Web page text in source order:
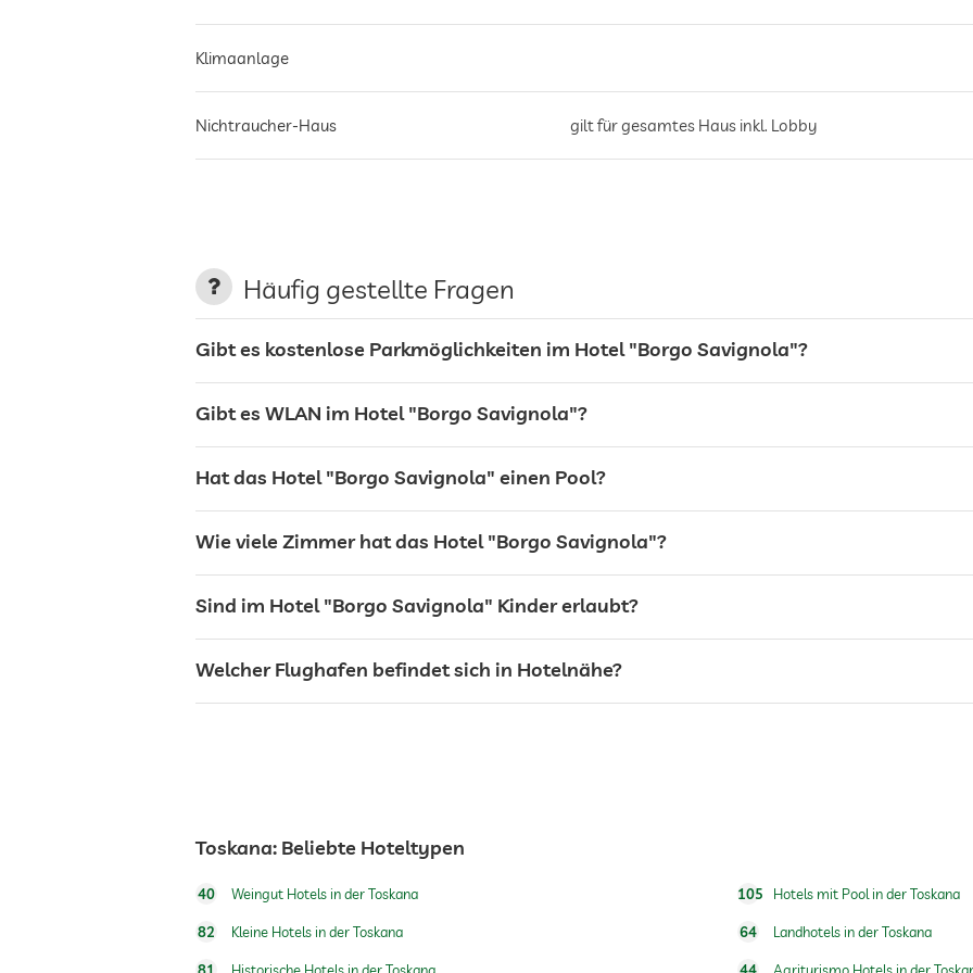
Klimaanlage
Nichtraucher-Haus gilt für gesamtes Haus inkl. Lobby
Sonnenliegen
Grillplatz
Restaurant
Touren und Ausflüge buchbar
Zimmerservice
Bio & Gesunde Küche
Häufig gestellte Fragen
Gibt es kostenlose Parkmöglichkeiten im Hotel "Borgo Savignola"?
Gibt es WLAN im Hotel "Borgo Savignola"?
Hat das Hotel "Borgo Savignola" einen Pool?
Wie viele Zimmer hat das Hotel "Borgo Savignola"?
Sind im Hotel "Borgo Savignola" Kinder erlaubt?
Welcher Flughafen befindet sich in Hotelnähe?
Toskana: Beliebte Hoteltypen
40 Weingut Hotels in der Toskana
82 Kleine Hotels in der Toskana
81 Historische Hotels in der Toskana
105 Hotels mit Pool in der Toskana
64 Landhotels in der Toskana
44 Agriturismo Hotels in der